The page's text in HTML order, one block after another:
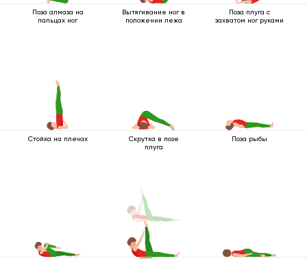
Поза алмаза на
пальцах ног
Вытягивание ног в
положении лежа
Поза плуга с
захватом ног руками
Стойка на плечах
Скрутка в позе
плуга
Поза рыбы